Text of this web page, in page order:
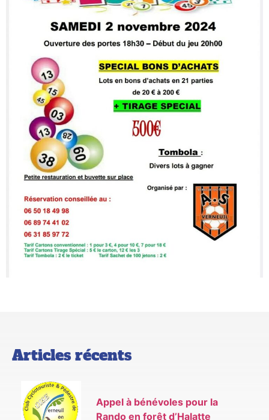
Articles récents
Appel à bénévoles pour la
Rando en forêt d’Halatte